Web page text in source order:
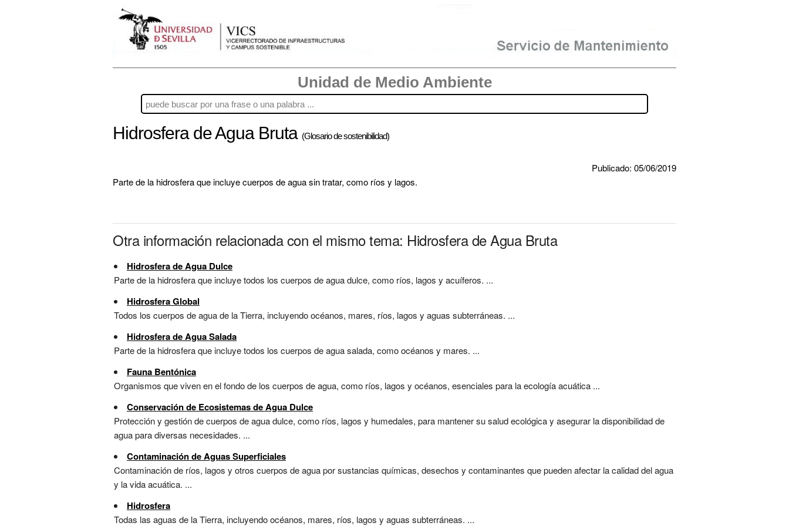
Unidad de Medio Ambiente
Hidrosfera de Agua Bruta (Glosario de sostenibilidad)
Publicado: 05/06/2019
Parte de la hidrosfera que incluye cuerpos de agua sin tratar, como ríos y lagos.
Otra información relacionada con el mismo tema: Hidrosfera de Agua Bruta
Hidrosfera de Agua Dulce
Parte de la hidrosfera que incluye todos los cuerpos de agua dulce, como ríos, lagos y acuíferos. ...
Hidrosfera Global
Todos los cuerpos de agua de la Tierra, incluyendo océanos, mares, ríos, lagos y aguas subterráneas. ...
Hidrosfera de Agua Salada
Parte de la hidrosfera que incluye todos los cuerpos de agua salada, como océanos y mares. ...
Fauna Bentónica
Organismos que viven en el fondo de los cuerpos de agua, como ríos, lagos y océanos, esenciales para la ecología acuática ...
Conservación de Ecosistemas de Agua Dulce
Protección y gestión de cuerpos de agua dulce, como ríos, lagos y humedales, para mantener su salud ecológica y asegurar la disponibilidad de
agua para diversas necesidades. ...
Contaminación de Aguas Superficiales
Contaminación de ríos, lagos y otros cuerpos de agua por sustancias químicas, desechos y contaminantes que pueden afectar la calidad del agua
y la vida acuática. ...
Hidrosfera
Todas las aguas de la Tierra, incluyendo océanos, mares, ríos, lagos y aguas subterráneas. ...